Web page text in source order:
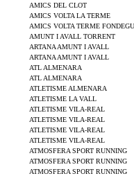
AMICS DEL CLOT
AMICS VOLTA LA TERME
AMICS VOLTA TERME
AMUNT I AVALL TORRENT
ARTANA AMUNT I AVALL
ARTANA AMUNT I AVALL
ATL ALMENARA
ATL ALMENARA
ATLETISME ALMENARA
ATLETISME LA VALL
ATLETISME VILA-REAL
ATLETISME VILA-REAL
ATLETISME VILA-REAL
ATLETISME VILA-REAL
ATMOSFERA SPORT RUNNING
ATMOSFERA SPORT RUNNING
ATMOSFERA SPORT RUNNING